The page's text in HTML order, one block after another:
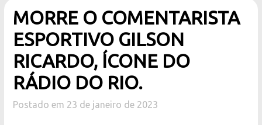
MORRE O COMENTARISTA
ESPORTIVO GILSON
RICARDO, ÍCONE DO
RÁDIO DO RIO.
Postado em 23 de janeiro de 2023